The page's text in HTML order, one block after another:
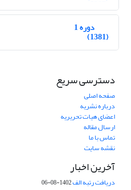
دوره 1
(1381)
دسترسی سریع
صفحه اصلی
درباره نشریه
اعضای هیات تحریریه
ارسال مقاله
تماس با ما
نقشه سایت
آخرین اخبار
دریافت رتبه الف1402-08-06